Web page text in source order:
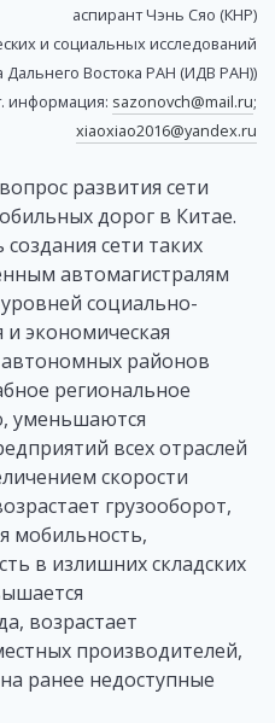
аспирант Чэнь Сяо (КНР)
и социальных исследований
Дальнего Востока РАН (ИДВ РАН))
информация: sazonovch@mail.ru;
xiaoxiao2016@yandex.ru
развития сети
дорог в Китае.
сети таких
автомагистралям
социально-
экономическая
районов
региональное
уменьшаются
всех отраслей
скорости
грузооборот,
мобильность,
в излишних складских
возрастает
производителей,
ранее недоступные